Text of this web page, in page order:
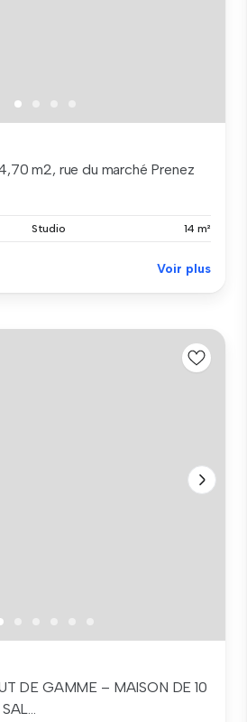
m2, rue du marché Prenez
Studio 14 m²
Voir plus
DE GAMME – MAISON DE 10